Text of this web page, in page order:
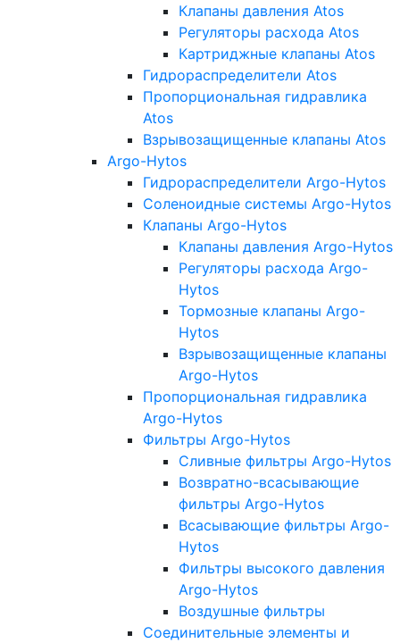
Клапаны давления Atos
Регуляторы расхода Atos
Картриджные клапаны Atos
Гидрораспределители Atos
Пропорциональная гидравлика
Atos
Взрывозащищенные клапаны Atos
Argo-Hytos
Гидрораспределители Argo-Hytos
Соленоидные системы Argo-Hytos
Клапаны Argo-Hytos
Клапаны давления Argo-Hytos
Регуляторы расхода Argo-
Hytos
Тормозные клапаны Argo-
Hytos
Взрывозащищенные клапаны
Argo-Hytos
Пропорциональная гидравлика
Argo-Hytos
Фильтры Argo-Hytos
Сливные фильтры Argo-Hytos
Возвратно-всасывающие
фильтры Argo-Hytos
Всасывающие фильтры Argo-
Hytos
Фильтры высокого давления
Argo-Hytos
Воздушные фильтры
Соединительные элементы и